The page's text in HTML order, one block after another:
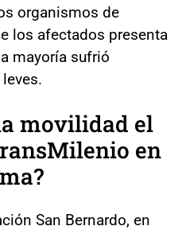
organismos de
los afectados presenta
mayoría sufrió
movilidad el
en
San Bernardo, en